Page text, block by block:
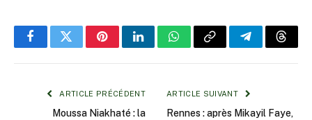
FacebookTwitterPinterestLinkedInWhatsApp
Copy
Telegram
ARTICLE PRÉCÉDENT
Moussa Niakhaté : la
ARTICLE SUIVANT
Rennes : après Mikayil Faye,